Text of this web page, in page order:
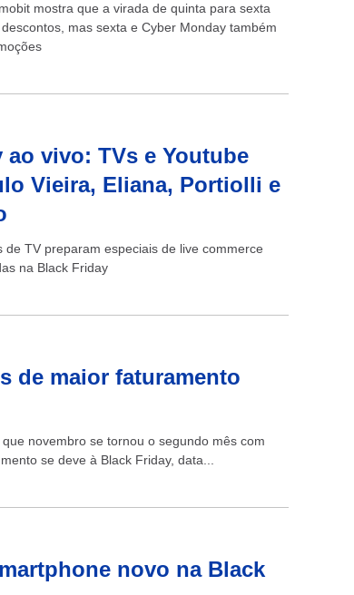
mostra que a virada de quinta para sexta
mas sexta e Cyber Monday também
ao vivo: TVs e Youtube
Vieira, Eliana, Portiolli e
de TV preparam especiais de live commerce
na Black Friday
de maior faturamento
novembro se tornou o segundo mês com
se deve à Black Friday, data...
novo na Black